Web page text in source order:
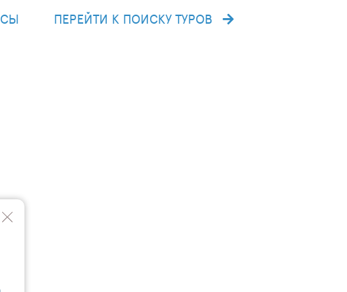
ПЕРЕЙТИ К ПОИСКУ ТУРОВ